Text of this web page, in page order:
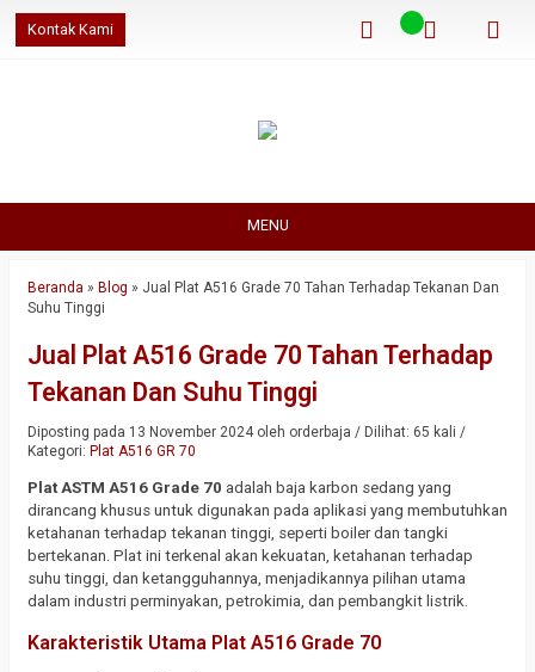
Kontak Kami
MENU
Beranda » Blog » Jual Plat A516 Grade 70 Tahan Terhadap Tekanan Dan
Suhu Tinggi
Jual Plat A516 Grade 70 Tahan Terhadap
Tekanan Dan Suhu Tinggi
Diposting pada 13 November 2024 oleh orderbaja / Dilihat: 65 kali /
Kategori: Plat A516 GR 70
Plat ASTM A516 Grade 70 adalah baja karbon sedang yang
dirancang khusus untuk digunakan pada aplikasi yang membutuhkan
ketahanan terhadap tekanan tinggi, seperti boiler dan tangki
bertekanan. Plat ini terkenal akan kekuatan, ketahanan terhadap
suhu tinggi, dan ketangguhannya, menjadikannya pilihan utama
dalam industri perminyakan, petrokimia, dan pembangkit listrik.
Karakteristik Utama Plat A516 Grade 70